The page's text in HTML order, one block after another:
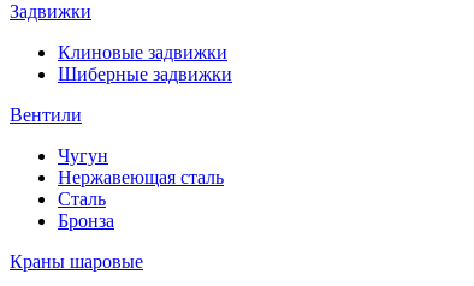
Задвижки
Клиновые задвижки
Шиберные задвижки
Вентили
Чугун
Нержавеющая сталь
Сталь
Бронза
Краны шаровые